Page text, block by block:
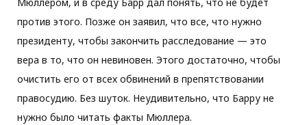
против этого. Позже он заявил, что все, что нужно
президенту, чтобы закончить расследование — это
вера в то, что он невиновен. Этого достаточно, чтобы
очистить его от всех обвинений в препятствовании
правосудию. Без шуток. Неудивительно, что Барру не
нужно было читать факты Мюллера.